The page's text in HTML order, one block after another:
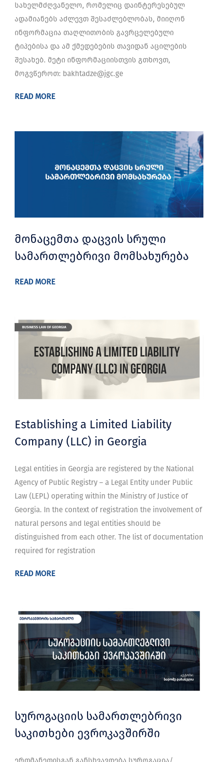
სახელმძღვანელო, რომელიც დაინტერესებულ
ადამიანებს აძლევთ შესაძლებლობას, მიიღონ
ინფორმაცია თაღლითობის გავრცელებული
ტიპებისა და ამ ქმედებების თავიდან აცილების
შესახებ. მეტი ინფორმაციისთვის გთხოვთ,
მოგვწეროთ: bakhtadze@jgc.ge
READ MORE
მონაცემთა დაცვის სრული
სამართლებრივი მომსახურება
READ MORE
Establishing a Limited Liability
Company (LLC) in Georgia
Legal entities in Georgia are registered by the National
Agency of Public Registry – a Legal Entity under Public
Law (LEPL) operating within the Ministry of Justice of
Georgia. In the context of registration the involvement of
natural persons and legal entities should be
distinguished from each other. The list of documentation
required for registration
READ MORE
სუროგაციის სამართლებრივი
საკითხები ევროკავშირში